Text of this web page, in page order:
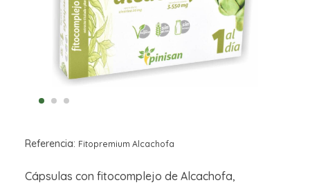
Referencia: Fitopremium Alcachofa
Cápsulas con fitocomplejo de Alcachofa,